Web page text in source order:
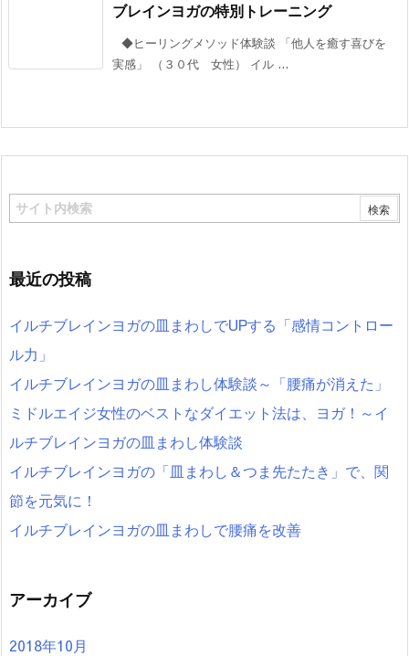
ブレインヨガの特別トレーニング
◆ヒーリングメソッド体験談 「他人を癒す喜びを
実感」 （３０代 女性） イル ...
最近の投稿
イルチブレインヨガの皿まわしでUPする「感情コントロー
ル力」
イルチブレインヨガの皿まわし体験談～「腰痛が消えた」
ミドルエイジ女性のベストなダイエット法は、ヨガ！～イ
ルチブレインヨガの皿まわし体験談
イルチブレインヨガの「皿まわし＆つま先たたき」で、関
節を元気に！
イルチブレインヨガの皿まわしで腰痛を改善
アーカイブ
2018年10月